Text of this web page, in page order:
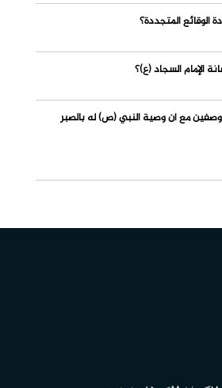
المتجددة؟
الإمام السجاد (ع)؟
مع أن وصية النبي (ص) له بالصبر